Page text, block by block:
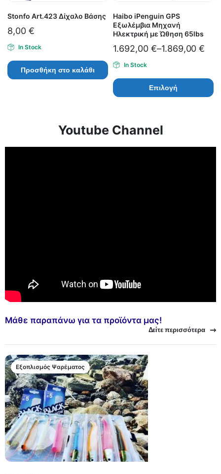
Stonfo Art.423 Δίχαλο Βάσης
8,00 €
In Stock
Προσθήκη στο καλάθι
Haibo iPenguin GPS
Εξωλέμβια Μηχανή
Ηλεκτρική με Ώθηση 65lbs
1.692,00 €–1.869,00€
In Stock
Επιλογή
Youtube Channel
Μάθε παραπάνω για τα προϊόντα μας!
Δείτε περισσότερα
Εξοπλισμός Ψαρέματος